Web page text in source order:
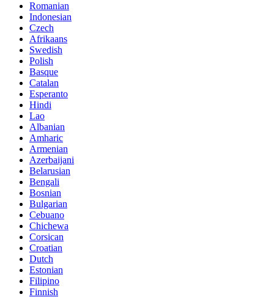
Romanian
Indonesian
Czech
Afrikaans
Swedish
Polish
Basque
Catalan
Esperanto
Hindi
Lao
Albanian
Amharic
Armenian
Azerbaijani
Belarusian
Bengali
Bosnian
Bulgarian
Cebuano
Chichewa
Corsican
Croatian
Dutch
Estonian
Filipino
Finnish